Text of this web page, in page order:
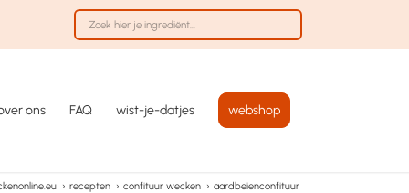
ons FAQ wist-je-datjes webshop
› recepten › confituur wecken › aardbeienconfituur